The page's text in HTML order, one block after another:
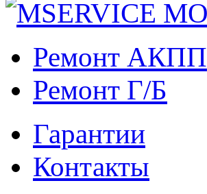
Ремонт АКПП
Ремонт Г/Б
Гарантии
Контакты